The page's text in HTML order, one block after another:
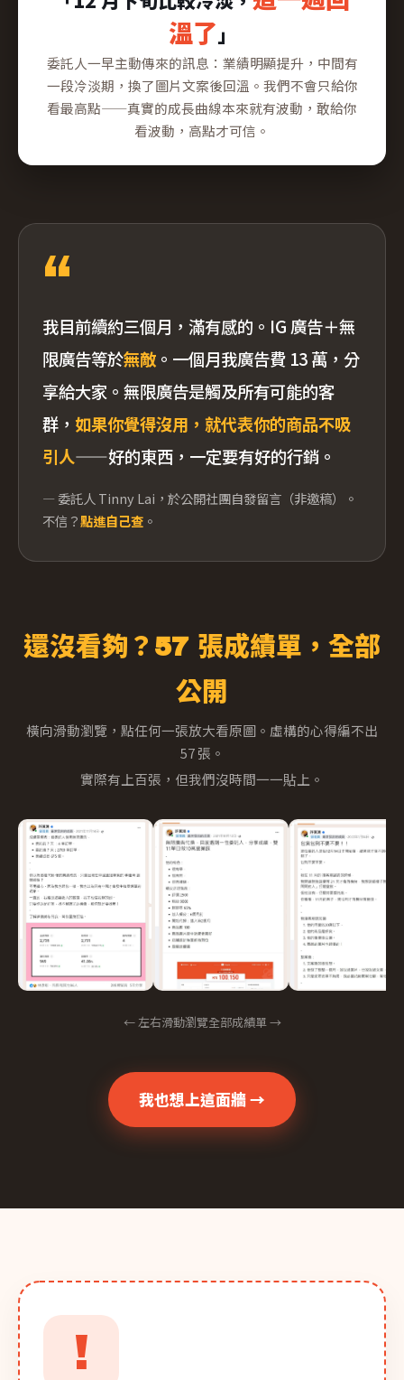
溫了」
委託人一早主動傳來的訊息：業績明顯提升，中間有
一段冷淡期，換了圖片文案後回溫。我們不會只給你
看最高點——真實的成長曲線本來就有波動，敢給你
看波動，高點才可信。
“
我目前續約三個月，滿有感的。IG 廣告＋無
限廣告等於無敵 。一個月我廣告費 13 萬，分
享給大家。無限廣告是觸及所有可能的客
群， 如果你覺得沒用，就代表你的商品不吸
引人——好的東西，一定要有好的行銷。
— 委託人 Tinny Lai，於公開社團自發留言（非邀稿）。
不信？點進自己查 。
還沒看夠？57 張成績單，全部
公開
橫向滑動瀏覽，點任何一張放大看原圖。虛構的心得編不出
57 張。
實際有上百張，但我們沒時間一一貼上。
← 左右滑動瀏覽全部成績單 →
我也想上這面牆 →
!